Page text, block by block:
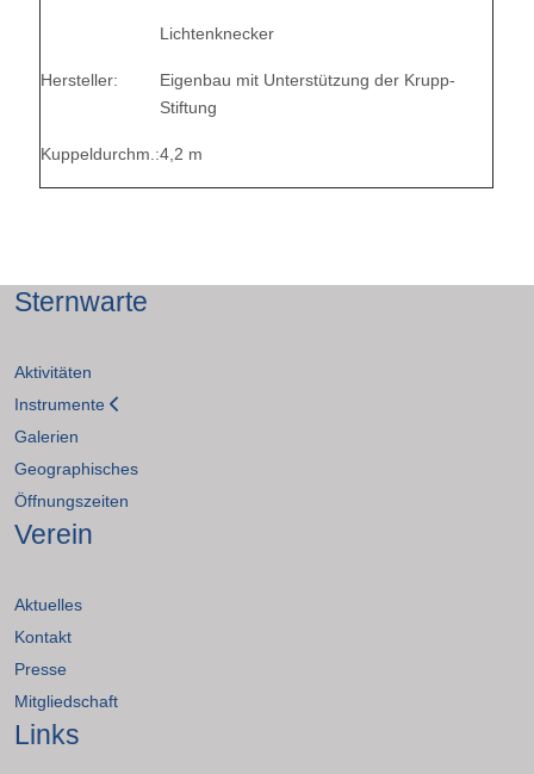
Lichtenknecker
Hersteller:
Eigenbau mit Unterstützung der Krupp-
Stiftung
Kuppeldurchm.:4,2 m
Sternwarte
Aktivitäten
Instrumente
Galerien
Geographisches
Öffnungszeiten
Verein
Aktuelles
Kontakt
Presse
Mitgliedschaft
Links